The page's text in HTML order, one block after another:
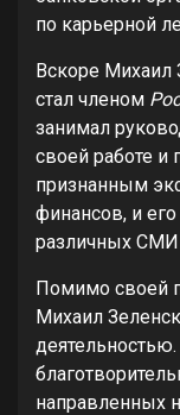
по карьерной
Вскоре Михаил
стал членом
занимал
своей работе и
признанным
финансов, и
различных СМИ
Помимо своей
Михаил
направленных